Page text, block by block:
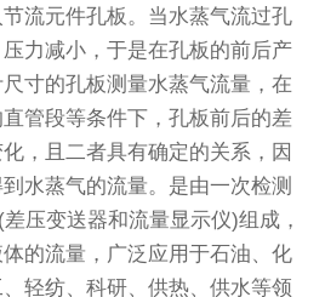
流元件孔板。当水蒸气流过孔
力减小，于是在孔板的前后产
寸的孔板测量水蒸气流量，在
管段等条件下，孔板前后的差
，且二者具有确定的关系，因
水蒸气的流量。是由一次检测
压变送器和流量显示仪)组成，
的流量，广泛应用于石油、化
轻纺、科研、供热、供水等领